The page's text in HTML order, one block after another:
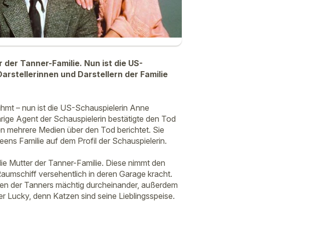
Tanner-Familie. Nun ist die US-
und Darstellern der Familie
– nun ist die US-Schauspielerin Anne
Agent der Schauspielerin bestätigte den Tod
Medien über den Tod berichtet. Sie
Familie auf dem Profil der Schauspielerin.
Mutter der Tanner-Familie. Diese nimmt den
versehentlich in deren Garage kracht.
der Tanners mächtig durcheinander, außerdem
denn Katzen sind seine Lieblingsspeise.